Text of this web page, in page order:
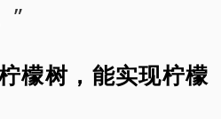
”
檬树，能实现柠檬